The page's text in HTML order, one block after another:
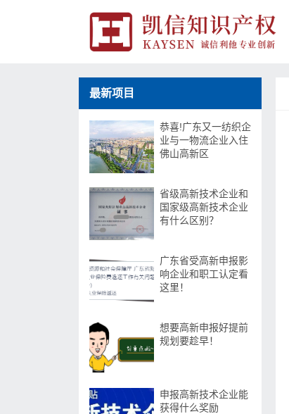
最新项目
恭喜!广东又一纺织企
业与一物流企业入住
佛山高新区
省级高新技术企业和
国家级高新技术企业
有什么区别？
广东省受高新申报影
响企业和职工认定看
这里！
想要高新申报好提前
规划要趁早！
申报高新技术企业能
获得什么奖励